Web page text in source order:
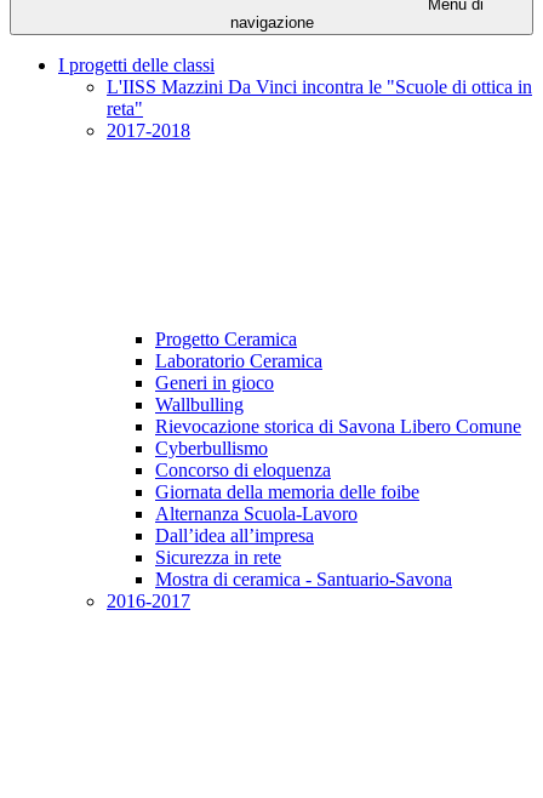
Menu di
navigazione
I progetti delle classi
L'IISS Mazzini Da Vinci incontra le "Scuole di ottica in
reta"
2017-2018
Progetto Ceramica
Laboratorio Ceramica
Generi in gioco
Wallbulling
Rievocazione storica di Savona Libero Comune
Cyberbullismo
Concorso di eloquenza
Giornata della memoria delle foibe
Alternanza Scuola-Lavoro
Dall’idea all’impresa
Sicurezza in rete
Mostra di ceramica - Santuario-Savona
2016-2017